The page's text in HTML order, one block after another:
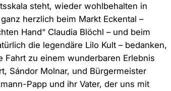
steht, wieder wohlbehalten in
herzlich beim Markt Eckental –
Hand“ Claudia Blöchl – und beim
die legendäre Lilo Kult – bedanken,
zu einem wunderbaren Erlebnis
Sándor Molnar, und Bürgermeister
Papp und ihr Vater, der uns mit